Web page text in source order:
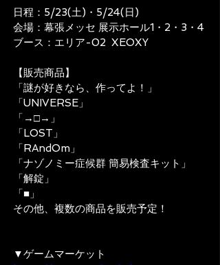
日程：5/23(土)・5/24(日)
会場：幕張メッセ 展示ホール1・2・3・4
ブース：エリア-02  XEOXY
【販売商品】
「謎が好きなら、作ってよ！」
「UNIVERSE」
「→□→」
「LOST」
「RAndOm」
「ナゾノミー症候群 簡易検査キット」
「解錠」
「■」
その他、複数の商品を販売予定！
▼ゲームマーケット